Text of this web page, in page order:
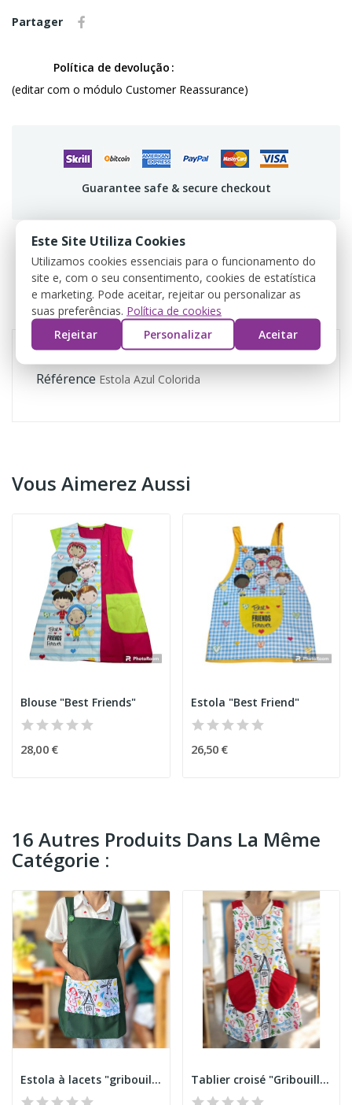
Partager
Política de devolução
(editar com o módulo Customer Reassurance)
Guarantee safe & secure checkout
DÉTAILS DU PRODUIT
AVIS
Référence Estola Azul Colorida
Vous Aimerez Aussi
Blouse "Best Friends"
28,00 €
Estola "Best Friend"
26,50 €
16 Autres Produits Dans La Même
Catégorie :
Estola à lacets "gribouillis" Tablier croisé "Gribouillis"
Este Site Utiliza Cookies
Utilizamos cookies essenciais para o funcionamento do
site e, com o seu consentimento, cookies de estatística
e marketing. Pode aceitar, rejeitar ou personalizar as
suas preferências. Política de cookies
Rejeitar
Personalizar Aceitar